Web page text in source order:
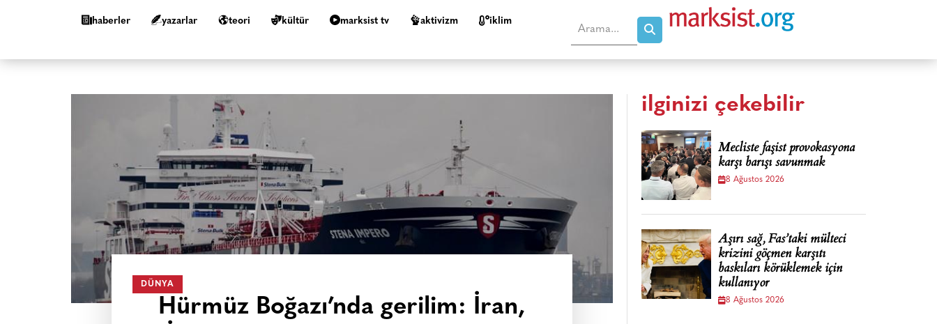
haberler yazarlar teori kültür marksist tv aktivizm i̇klim
DÜNYA
Hürmüz Boğazı’nda gerilim: İran,
ilginizi çekebilir
Mecliste faşist provokasyona
karşı barışı savunmak
8 Ağustos 2026
Aşırı sağ, Fas’taki mülteci
krizini göçmen karşıtı
baskıları körüklemek için
kullanıyor
8 Ağustos 2026